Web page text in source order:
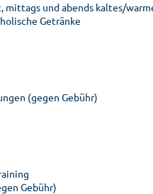
mittags und abends kaltes/
Getränke
(gegen Gebühr)
Gebühr)